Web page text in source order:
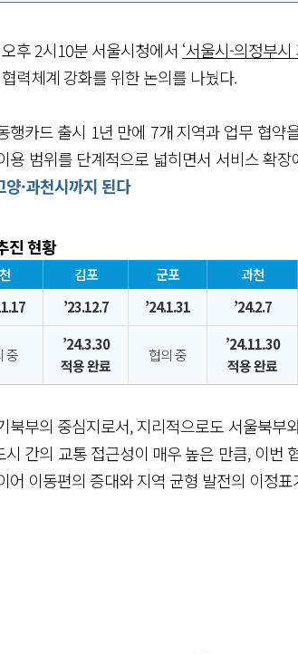
후 2시10분 서울시청에서 ‘서울시-의정부
력체계 강화를 위한 논의를 나눴다.
행카드 출시 1년 만에 7개 지역과 업무 협약
용 범위를 단계적으로 넓히면서 서비스 확장
·과천시까지 된다
진 현황
김포 군포 과천
’23.12.7 ’24.1.31 ’24.2.7
중
’24.3.30
적용 완료
협의 중
’24.11.30
적용 완료
북부의 중심지로서, 지리적으로도 서울북부
간의 교통 접근성이 매우 높은 만큼, 이번
어 이동편의 증대와 지역 균형 발전의 이정